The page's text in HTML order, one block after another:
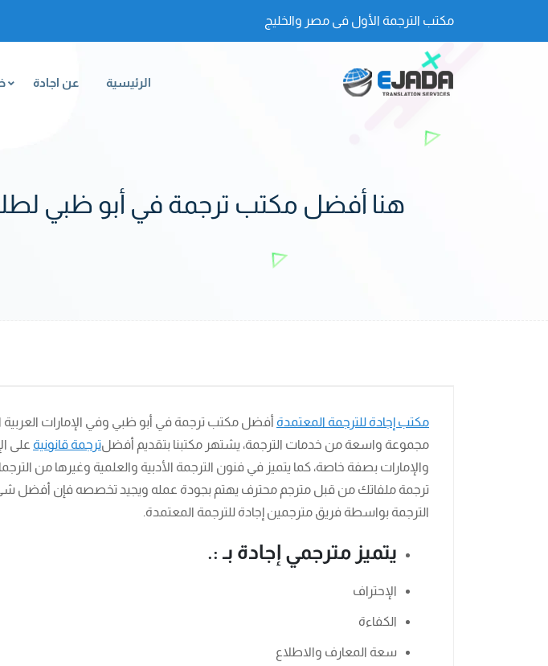
مكتب الترجمة الأول فى مصر والخليج
الرئيسية عن اجادة
هنا أفضل مكتب ترجمة في أبو ظبي لطلب
مكتب إجادة للترجمة المعتمدة أفضل مكتب ترجمة في أبو ظبي وفي الإمارات العربية
مجموعة واسعة من خدمات الترجمة، يشتهر مكتبنا بتقديم أفضلترجمة قانونية على
والإمارات بصفة خاصة، كما يتميز في فنون الترجمة الأدبية والعلمية وغيرها من
ترجمة ملفاتك من قبل مترجم محترف يهتم بجودة عمله ويجيد تخصصه فإن أفضل
الترجمة بواسطة فريق مترجمين إجادة للترجمة المعتمدة.
يتميز مترجمي إجادة بـ :.
الإحتراف
الكفاءة
سعة المعارف والاطلاع